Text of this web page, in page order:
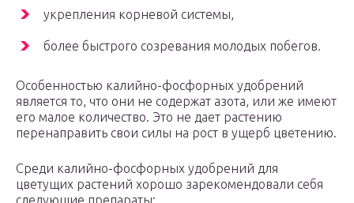
укрепления корневой системы,
более быстрого созревания молодых побегов.
Особенностью калийно-фосфорных удобрений
является то, что они не содержат азота, или же имеют
его малое количество. Это не дает растению
перенаправить свои силы на рост в ущерб цветению.
Среди калийно-фосфорных удобрений для
цветущих растений хорошо зарекомендовали себя
следующие препараты: